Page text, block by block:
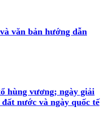
văn bản hướng dẫn
hùng vương; ngày giải
nước và ngày quốc tế